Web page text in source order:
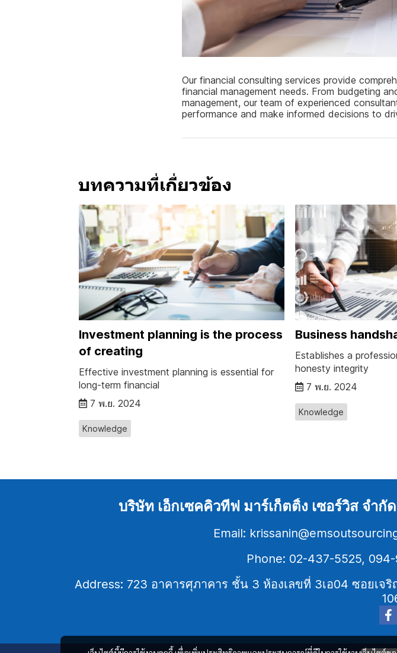
Our financial consulting services provide
financial management needs. From budgeting
management, our team of experienced
performance and make informed decisions to
บทความที่เกี่ยวข้อง
Investment planning is the process
of creating
Effective investment planning is essential for
long-term financial
7 พ.ย. 2024
Knowledge
Business
Establishes a
honesty integrity
7 พ.ย. 2024
Knowledge
บริษัท เอ็กเซคคิวทีฟ มาร์เก็ตติ้ง เซอร์วิส จ
Email:
Phone: 02-437-5525,
Address: 723 อาคารศุภาคาร ชั้น 3 ห้องเลขที่ 3เอ04 ซอยเ